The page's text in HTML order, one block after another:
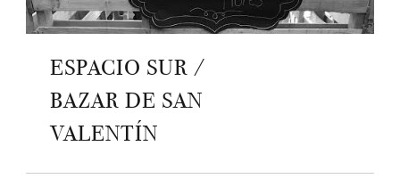
ESPACIO SUR /
BAZAR DE SAN
VALENTÍN